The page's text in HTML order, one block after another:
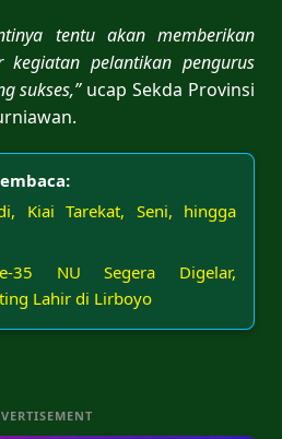
tentu akan memberikan
pelantikan pengurus
sukses,”ucap Sekda Provinsi
Kiai Tarekat, Seni, hingga
35 NU Segera Digelar,
Lahir di Lirboyo